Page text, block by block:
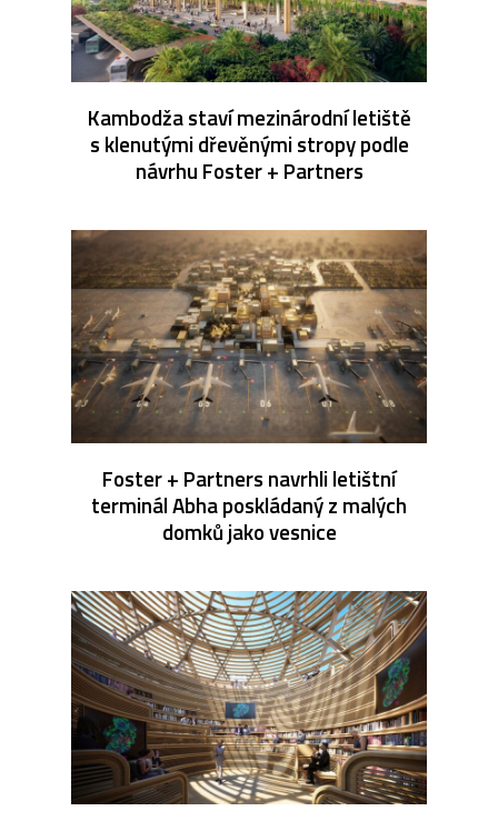
Kambodža staví mezinárodní letiště
s klenutými dřevěnými stropy podle
návrhu Foster + Partners
Foster + Partners navrhli letištní
terminál Abha poskládaný z malých
domků jako vesnice